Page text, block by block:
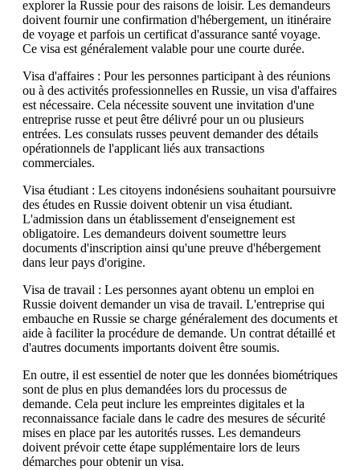
explorer la Russie pour des raisons de loisir. Les demandeurs
doivent fournir une confirmation d'hébergement, un itinéraire
de voyage et parfois un certificat d'assurance santé voyage.
Ce visa est généralement valable pour une courte durée.
Visa d'affaires : Pour les personnes participant à des réunions
ou à des activités professionnelles en Russie, un visa d'affaires
est nécessaire. Cela nécessite souvent une invitation d'une
entreprise russe et peut être délivré pour un ou plusieurs
entrées. Les consulats russes peuvent demander des détails
opérationnels de l'applicant liés aux transactions
commerciales.
Visa étudiant : Les citoyens indonésiens souhaitant poursuivre
des études en Russie doivent obtenir un visa étudiant.
L'admission dans un établissement d'enseignement est
obligatoire. Les demandeurs doivent soumettre leurs
documents d'inscription ainsi qu'une preuve d'hébergement
dans leur pays d'origine.
Visa de travail : Les personnes ayant obtenu un emploi en
Russie doivent demander un visa de travail. L'entreprise qui
embauche en Russie se charge généralement des documents et
aide à faciliter la procédure de demande. Un contrat détaillé et
d'autres documents importants doivent être soumis.
En outre, il est essentiel de noter que les données biométriques
sont de plus en plus demandées lors du processus de
demande. Cela peut inclure les empreintes digitales et la
reconnaissance faciale dans le cadre des mesures de sécurité
mises en place par les autorités russes. Les demandeurs
doivent prévoir cette étape supplémentaire lors de leurs
démarches pour obtenir un visa.